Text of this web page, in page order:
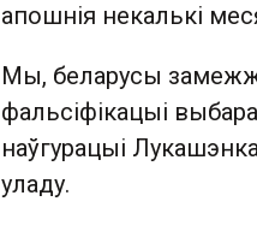
апошнія некалькі
Мы, беларусы
фальсіфікацыі
наўгурацыі
уладу.